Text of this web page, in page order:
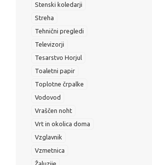
Stenski koledarji
Streha
Tehnični pregledi
Televizorji
Tesarstvo Horjul
Toaletni papir
Toplotne črpalke
Vodovod
Vraščen noht
Vrt in okolica doma
Vzglavnik
Vzmetnica
Žaluzije